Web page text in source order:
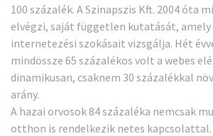
100 százalék. A Szinapszis Kft. 2004 óta
elvégzi, saját független kutatását, amely
internetezési szokásait vizsgálja. Hét
mindössze 65 százalékos volt a webes
dinamikusan, csaknem 30 százalékkal
arány.
A hazai orvosok 84 százaléka nemcsak
otthon is rendelkezik netes kapcsolattal.